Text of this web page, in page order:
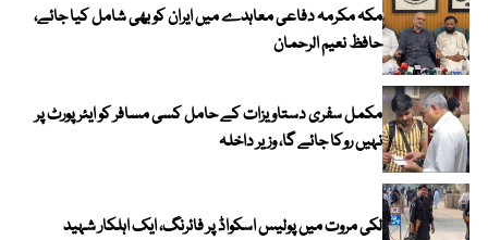
مکہ مکرمہ دفاعی معاہدے میں ایران کو بھی شامل کیا جائے،
حافظ نعیم الرحمان
مکمل سفری دستاویزات کے حامل کسی مسافر کو ایئرپورٹ پر
نہیں روکا جائے گا، وزیر داخلہ
لکی مروت میں پولیس اسکواڈ پر فائرنگ، ایک اہلکار شہید